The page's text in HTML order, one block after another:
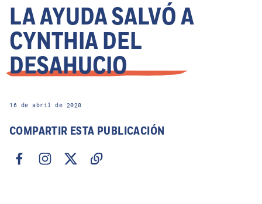
LA AYUDA SALVÓ A
CYNTHIA DEL
DESAHUCIO
16 de abril de 2020
COMPARTIR ESTA PUBLICACIÓN